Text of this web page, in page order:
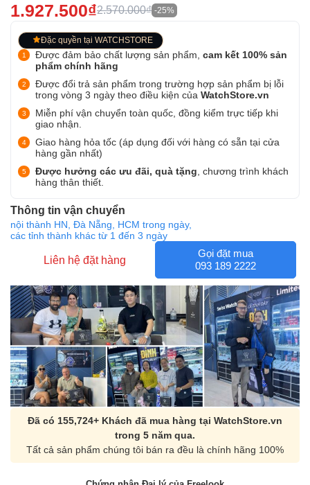
1.927.500₫2.570.000₫ -25%
Đặc quyền tại WATCHSTORE
Được đảm bảo chất lượng sản phẩm, cam kết 100% sản
phẩm chính hãng
Được đổi trả sản phẩm trong trường hợp sản phẩm bị lỗi
trong vòng 3 ngày theo điều kiện của WatchStore.vn
Miễn phí vận chuyển toàn quốc, đồng kiểm trực tiếp khi
giao nhận.
Giao hàng hỏa tốc (áp dụng đối với hàng có sẵn tại cửa
hàng gần nhất)
Được hưởng các ưu đãi, quà tặng , chương trình khách
hàng thân thiết.
Thông tin vận chuyển
nội thành HN, Đà Nẵng, HCM trong ngày,
các tỉnh thành khác từ 1 đến 3 ngày
Liên hệ đặt hàng
Gọi đặt mua
093 189 2222
Đã có 155,724+ Khách đã mua hàng tại WatchStore.vn
trong 5 năm qua.
Tất cả sản phẩm chúng tôi bán ra đều là chính hãng 100%